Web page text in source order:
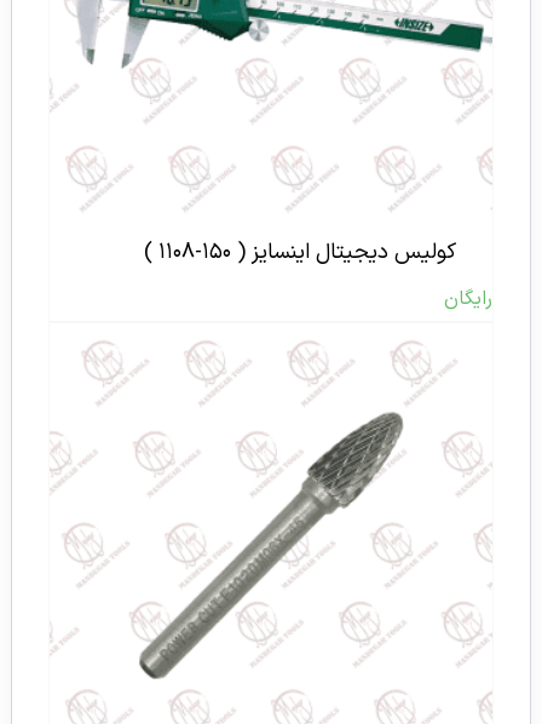
کولیس دیجیتال اینسایز ( ۱۵۰-۱۱۰۸ )
رایگان